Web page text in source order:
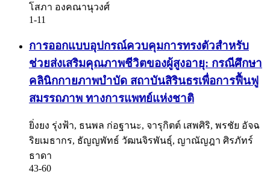
โสภา องคณานุวงศ์
1-11
การออกแบบอุปกรณ์ควบคุมการทรงตัวสำหรับ
ช่วยส่งเสริมคุณภาพชีวิตของผู้สูงอายุ: กรณีศึกษา
คลินิกกายภาพบำบัด สถาบันสิรินธรเพื่อการฟื้นฟู
สมรรถภาพ ทางการแพทย์แห่งชาติ
ยิ่งยง รุ่งฟ้า, ธนพล ก่อฐานะ, จารุกิตต์ เสพศิริ, พรชัย อัจฉ
ริยเมธากร, ธัญญพัทธ์ วัฒนจิรพันธุ์, ญาณัญฎา ศิรภัทร์
ธาดา
43-60